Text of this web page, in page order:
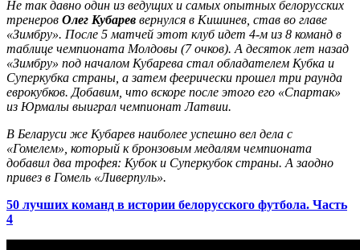
Не так давно один из ведущих и самых опытных белорусских
тренеров Олег Кубарев вернулся в Кишинев, став во главе
«Зимбру». После 5 матчей этот клуб идет 4-м из 8 команд в
таблице чемпионата Молдовы (7 очков). А десяток лет назад
«Зимбру» под началом Кубарева стал обладателем Кубка и
Суперкубка страны, а затем феерически прошел три раунда
еврокубков. Добавим, что вскоре после этого его «Спартак»
из Юрмалы выиграл чемпионат Латвии.
В Беларуси же Кубарев наиболее успешно вел дела с
«Гомелем», который к бронзовым медалям чемпионата
добавил два трофея: Кубок и Суперкубок страны. А заодно
привез в Гомель «Ливерпуль».
50 лучших команд в истории белорусского футбола. Часть
4